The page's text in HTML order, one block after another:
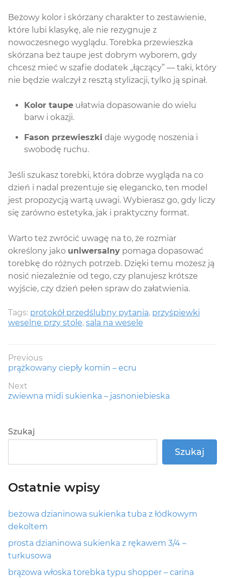
Beżowy kolor i skórzany charakter to zestawienie,
które lubi klasykę, ale nie rezygnuje z
nowoczesnego wyglądu. Torebka przewieszka
skórzana beż taupe jest dobrym wyborem, gdy
chcesz mieć w szafie dodatek „łączący” — taki, który
nie będzie walczył z resztą stylizacji, tylko ją spinał.
Kolor taupe ułatwia dopasowanie do wielu
barw i okazji.
Fason przewieszki daje wygodę noszenia i
swobodę ruchu.
Jeśli szukasz torebki, która dobrze wygląda na co
dzień i nadal prezentuje się elegancko, ten model
jest propozycją wartą uwagi. Wybierasz go, gdy liczy
się zarówno estetyka, jak i praktyczny format.
Warto też zwrócić uwagę na to, że rozmiar
określony jako uniwersalny pomaga dopasować
torebkę do różnych potrzeb. Dzięki temu możesz ją
nosić niezależnie od tego, czy planujesz krótsze
wyjście, czy dzień pełen spraw do załatwienia.
Tags: protokół przedślubny pytania, przyśpiewki
weselne przy stole, sala na wesele
Nawigacja
wpisu
Previous
Previous
prążkowany ciepły komin – ecru
Next
Next
zwiewna midi sukienka – jasnoniebieska
Szukaj
Szukaj
Ostatnie wpisy
beżowa dzianinowa sukienka tuba z łódkowym
dekoltem
prosta dzianinowa sukienka z rękawem 3/4 –
turkusowa
brązowa włoska torebka typu shopper – carina